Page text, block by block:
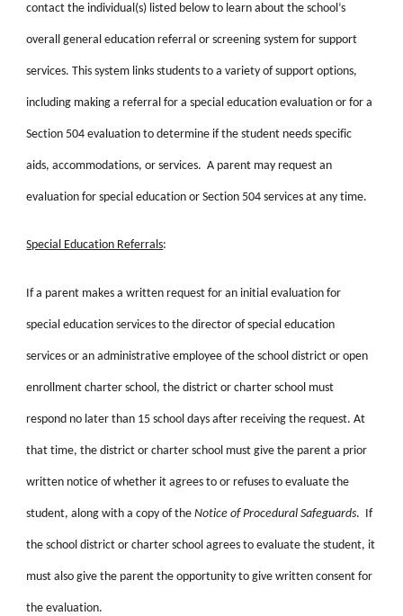
contact the individual(s) listed below to learn about the school’s
overall general education referral or screening system for support
services. This system links students to a variety of support options,
including making a referral for a special education evaluation or for a
Section 504 evaluation to determine if the student needs specific
aids, accommodations, or services. A parent may request an
evaluation for special education or Section 504 services at any time.
Special Education Referrals:
If a parent makes a written request for an initial evaluation for
special education services to the director of special education
services or an administrative employee of the school district or open
enrollment charter school, the district or charter school must
respond no later than 15 school days after receiving the request. At
that time, the district or charter school must give the parent a prior
written notice of whether it agrees to or refuses to evaluate the
student, along with a copy of theNotice of Procedural Safeguards. If
the school district or charter school agrees to evaluate the student, it
must also give the parent the opportunity to give written consent for
the evaluation.